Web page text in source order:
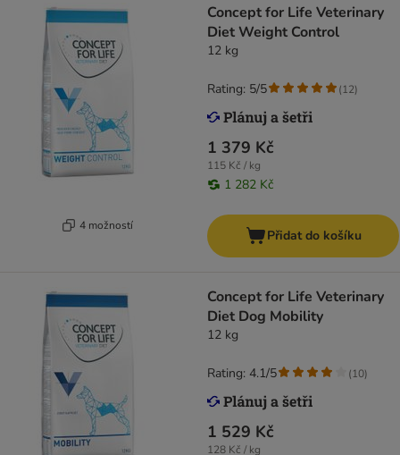
4 možností
Concept for Life Veterinary
Diet Weight Control
12 kg
1 379 Kč
115 Kč / kg
1 282 Kč
Rating: 5/5 (12)
Přidat do košíku
Concept for Life Veterinary
Diet Dog Mobility
12 kg
1 529 Kč
128 Kč / kg
Rating: 4.1/5 (10)